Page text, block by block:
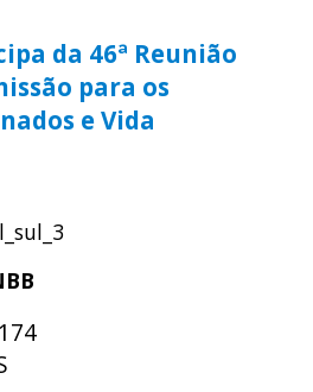
da 46ª Reunião
para os
e Vida